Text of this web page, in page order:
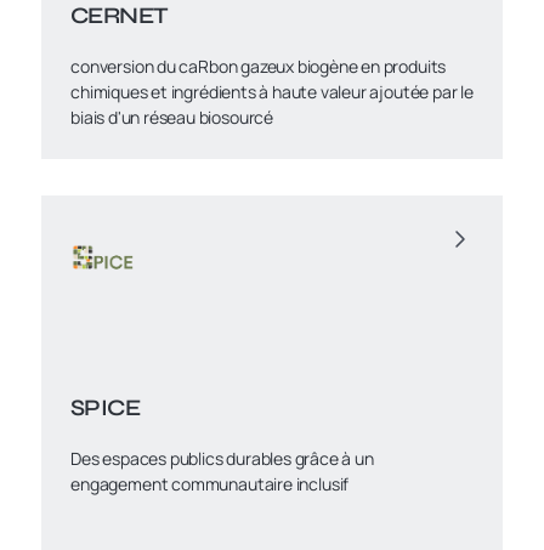
CERNET
conversion du caRbon gazeux biogène en produits
chimiques et ingrédients à haute valeur ajoutée par le
biais d'un réseau biosourcé
SPICE
Des espaces publics durables grâce à un
engagement communautaire inclusif